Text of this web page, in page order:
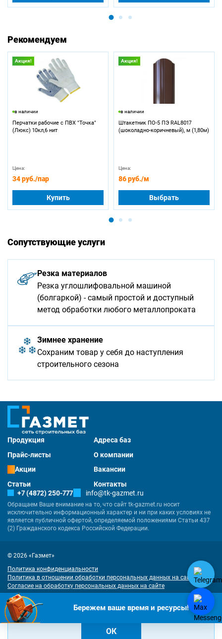
Рекомендуем
Акция!
в наличии
Перчатки рабочие с ПВХ "Точка"
(Люкс) 10кл,6 нит
Цена:
34 руб./пар
Купить
Акция!
в наличии
Штакетник ПО-5 ПЭ RAL8017
(шоколадно-коричневый), м (1,80м)
Цена:
86 руб./м
Выбрать
Сопутствующие услуги
Резка материалов
Резка углошлифовальной машиной
(болгаркой) - самый простой и доступный
метод обработки любого металлопроката
Зимнее хранение
Сохраним товар у себя до наступления
строительного сезона
Продукция
Адреса баз
Прайс-листы
О компании
Акции
Вакансии
Статьи
Контакты
+7 (4872) 250-777
info@tk-gazmet.ru
Обращаем Ваше внимание на то, что сайт tk-gazmet.ru носит
исключительно информационный характер и ни при каких условиях не
является публичной офертой, определяемой положениями Статьи 437
(2) Гражданского кодекса Российской Федерации.
© 2026 «Газмет»
Политика конфиденциальности
Политика в отношении обработки персональных данных на сайте
Согласие на обработку персональных данных на сайте
Разработка продвижение сайта— «Имиджмарк»
"Наш сайт использует куки. Продолжая им пользоваться, вы соглашаетесь
на обработку персональных данных в соответствии сполитикой
конфиденциальности
ОК
Бережем ваше время и ресурсы!